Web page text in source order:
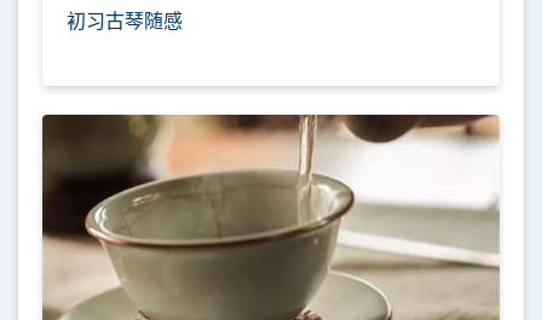
初习古琴随感